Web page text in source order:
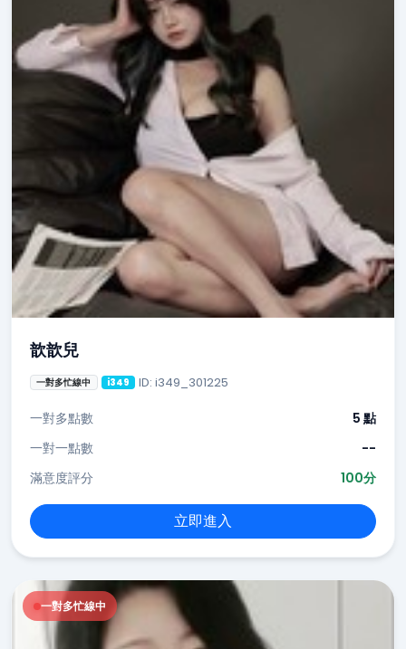
歆歆兒
一對多忙線中 i349 ID: i349_301225
一對多點數
5 點
一對一點數
--
滿意度評分
100分
立即進入
一對多忙線中